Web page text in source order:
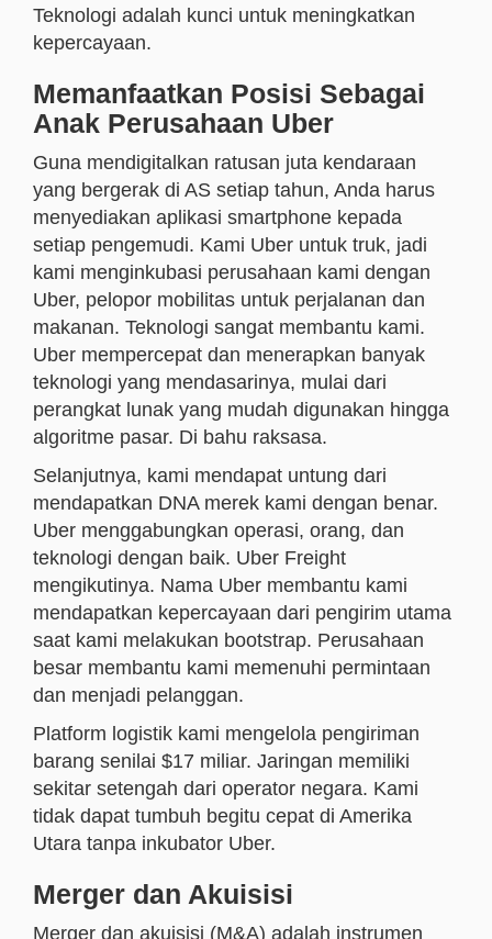
Teknologi adalah kunci untuk meningkatkan
kepercayaan.
Memanfaatkan Posisi Sebagai
Anak Perusahaan Uber
Guna mendigitalkan ratusan juta kendaraan
yang bergerak di AS setiap tahun, Anda harus
menyediakan aplikasi smartphone kepada
setiap pengemudi. Kami Uber untuk truk, jadi
kami menginkubasi perusahaan kami dengan
Uber, pelopor mobilitas untuk perjalanan dan
makanan. Teknologi sangat membantu kami.
Uber mempercepat dan menerapkan banyak
teknologi yang mendasarinya, mulai dari
perangkat lunak yang mudah digunakan hingga
algoritme pasar. Di bahu raksasa.
Selanjutnya, kami mendapat untung dari
mendapatkan DNA merek kami dengan benar.
Uber menggabungkan operasi, orang, dan
teknologi dengan baik. Uber Freight
mengikutinya. Nama Uber membantu kami
mendapatkan kepercayaan dari pengirim utama
saat kami melakukan bootstrap. Perusahaan
besar membantu kami memenuhi permintaan
dan menjadi pelanggan.
Platform logistik kami mengelola pengiriman
barang senilai $17 miliar. Jaringan memiliki
sekitar setengah dari operator negara. Kami
tidak dapat tumbuh begitu cepat di Amerika
Utara tanpa inkubator Uber.
Merger dan Akuisisi
Merger dan akuisisi (M&A) adalah instrumen